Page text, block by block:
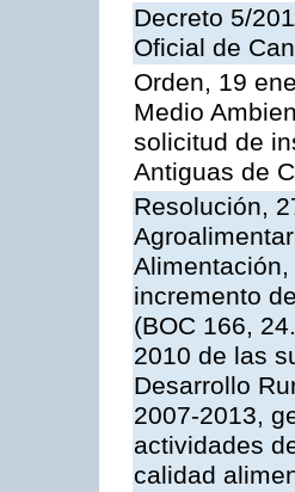
Decreto 5/
Oficial de
Orden, 19
Medio
solicitud de
Antiguas de
Resolución,
incremento
(BOC 166,
2010 de las
Desarrollo
2007-2013,
actividades
calidad